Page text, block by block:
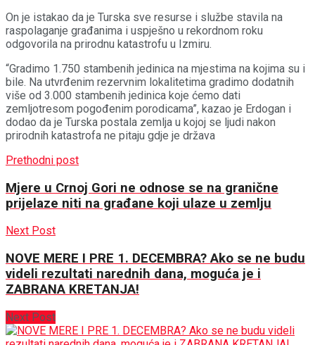
On je istakao da je Turska sve resurse i službe stavila na
raspolaganje građanima i uspješno u rekordnom roku
odgovorila na prirodnu katastrofu u Izmiru.
“Gradimo 1.750 stambenih jedinica na mjestima na kojima su i
bile. Na utvrđenim rezervnim lokalitetima gradimo dodatnih
više od 3.000 stambenih jedinica koje ćemo dati
zemljotresom pogođenim porodicama”, kazao je Erdogan i
dodao da je Turska postala zemlja u kojoj se ljudi nakon
prirodnih katastrofa ne pitaju gdje je država
Prethodni post
Mjere u Crnoj Gori ne odnose se na granične
prijelaze niti na građane koji ulaze u zemlju
Next Post
NOVE MERE I PRE 1. DECEMBRA? Ako se ne budu
videli rezultati narednih dana, moguća je i
ZABRANA KRETANJA!
Next Post